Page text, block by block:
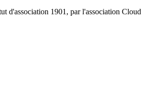
d'association 1901, par l'association Cloud